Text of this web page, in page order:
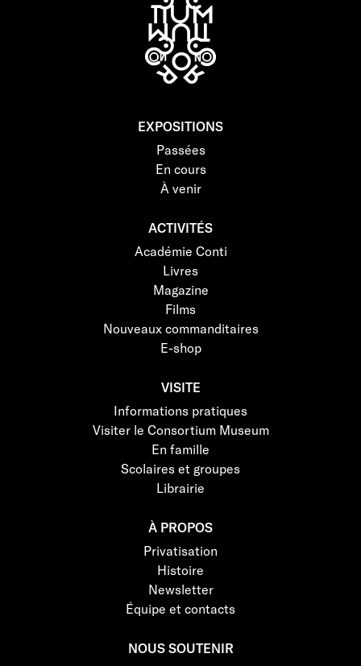
EXPOSITIONS
Passées
En cours
À venir
ACTIVITÉS
Académie Conti
Livres
Magazine
Films
Nouveaux commanditaires
E-shop
VISITE
Informations pratiques
Visiter le Consortium Museum
En famille
Scolaires et groupes
Librairie
À PROPOS
Privatisation
Histoire
Newsletter
Équipe et contacts
NOUS SOUTENIR